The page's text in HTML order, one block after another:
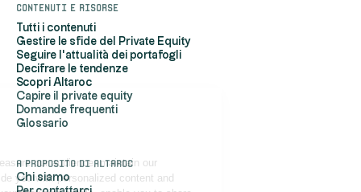
Hi, it's us...
the Cookies!
Altaroc uses cookies to measure our audience, maintain our
relationship with you, provide you with personalized content and
Contenuti e risorse
Tutti i contenuti
Gestire le sfide del Private Equity
Seguire l'attualità dei portafogli
Decifrare le tendenze
Scopri Altaroc
Capire il private equity
Domande frequenti
Glossario
A proposito di Altaroc
Chi siamo